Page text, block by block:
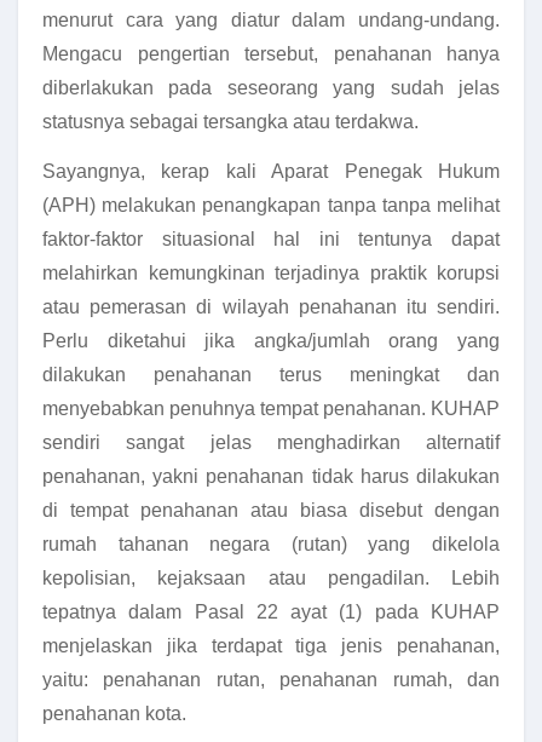
menurut cara yang diatur dalam undang-undang.
Mengacu pengertian tersebut, penahanan hanya
diberlakukan pada seseorang yang sudah jelas
statusnya sebagai tersangka atau terdakwa.
Sayangnya, kerap kali Aparat Penegak Hukum
(APH) melakukan penangkapan tanpa tanpa melihat
faktor-faktor situasional hal ini tentunya dapat
melahirkan kemungkinan terjadinya praktik korupsi
atau pemerasan di wilayah penahanan itu sendiri.
Perlu diketahui jika angka/jumlah orang yang
dilakukan penahanan terus meningkat dan
menyebabkan penuhnya tempat penahanan. KUHAP
sendiri sangat jelas menghadirkan alternatif
penahanan, yakni penahanan tidak harus dilakukan
di tempat penahanan atau biasa disebut dengan
rumah tahanan negara (rutan) yang dikelola
kepolisian, kejaksaan atau pengadilan. Lebih
tepatnya dalam Pasal 22 ayat (1) pada KUHAP
menjelaskan jika terdapat tiga jenis penahanan,
yaitu: penahanan rutan, penahanan rumah, dan
penahanan kota.